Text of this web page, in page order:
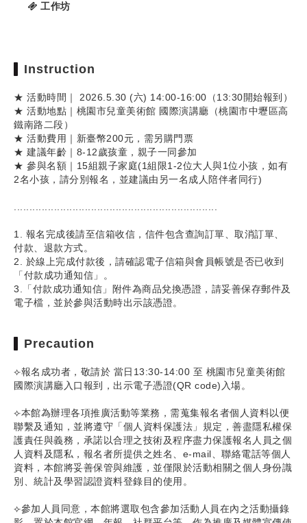
工作坊
Instruction
★ 活動時間｜ 2026.5.30 (六) 14:00-16:00（13:30開始報到）
★ 活動地點｜桃園市兒童美術館 國際演講廳（桃園市中壢區高
鐵南路二段）
★ 活動費用｜新臺幣200元，需另購門票
★ 建議年齡｜8-12歲孩童，親子一同參加
★ 參與名額｜15組親子家庭(1組限1-2位大人與1位小孩，如有
2名小孩，請分別報名，並建議由另一名成人陪伴者同行)
1. 報名完成後請至信箱收信，信件包含查詢訂單、取消訂單、
付款、退款方式。
2. 於線上完成付款後，請確認電子信箱與會員帳號是否已收到
「付款成功通知信」。
3.「付款成功通知信」附件為商品兌換憑證，請妥善保存郵件及
電子檔，並於參與活動時出示該憑證。
Precaution
⟣報名成功者，敬請於 當日13:30-14:00 至 桃園市兒童美術館
國際演講廳入口報到，出示電子憑證(QR code)入場。
⟣本館為辦理各項推廣活動等業務，需蒐集報名者個人資料以便
聯繫及通知，並將遵守「個人資料保護法」規定，善盡隱私權保
護責任與義務，承諾以合理之技術及程序盡力保護報名人員之個
人資料及隱私，報名者所提供之姓名、e-mail、聯絡電話等個人
資料，本館將妥善保管與維護，並僅限於活動相關之個人身份識
別、統計及學習認證資料登錄目的使用。
⟣參加人員同意，本館將選取包含參加活動人員在內之活動攝錄